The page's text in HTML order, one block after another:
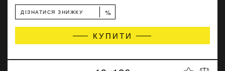
ДІЗНАТИСЯ ЗНИЖКУ %
КУПИТИ